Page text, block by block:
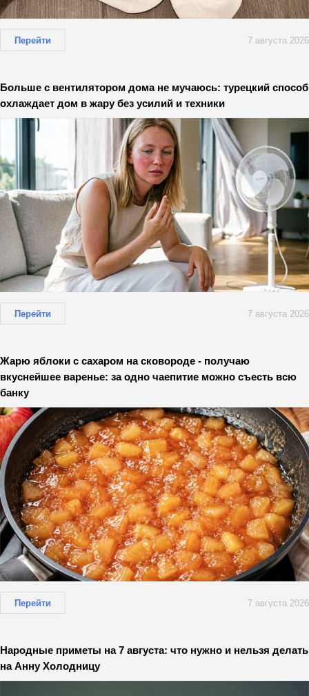
Перейти 7 августа 2026
Больше с вентилятором дома не мучаюсь: турецкий способ
охлаждает дом в жару без усилий и техники
Перейти 7 августа 2026
Жарю яблоки с сахаром на сковороде - получаю
вкуснейшее варенье: за одно чаепитие можно съесть всю
банку
Перейти 7 августа 2026
Народные приметы на 7 августа: что нужно и нельзя делать
на Анну Холодницу